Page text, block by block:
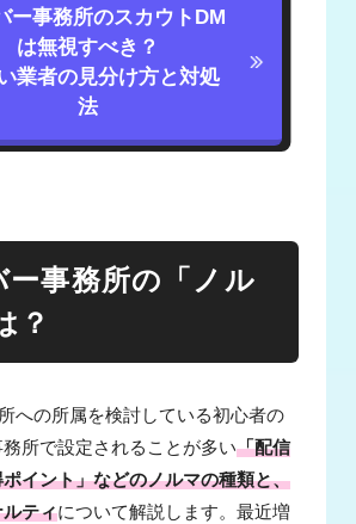
ー事務所のスカウトDM
は無視すべき？
業者の見分け方と対処
法
ー事務所の「ノル
？
への所属を検討している初心者の
所で設定されることが多い「配信
イント」などのノルマの種類と、
ティについて解説します。最近増